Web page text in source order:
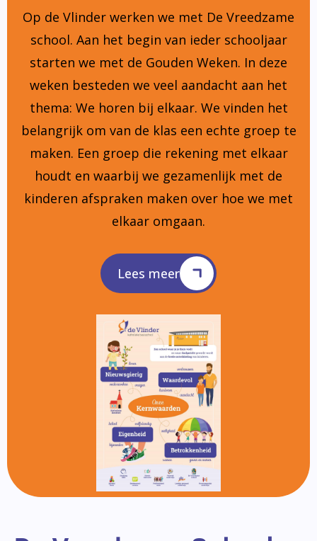
Op de Vlinder werken we met De Vreedzame
school. Aan het begin van ieder schooljaar
starten we met de Gouden Weken. In deze
weken besteden we veel aandacht aan het
thema: We horen bij elkaar. We vinden het
belangrijk om van de klas een echte groep te
maken. Een groep die rekening met elkaar
houdt en waarbij we gezamenlijk met de
kinderen afspraken maken over hoe we met
elkaar omgaan.
Lees meer